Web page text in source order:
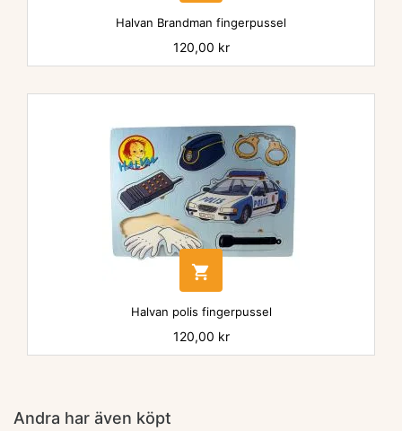
Halvan Brandman fingerpussel
Pris
120,00 kr

Halvan polis fingerpussel
Pris
120,00 kr
Andra har även köpt